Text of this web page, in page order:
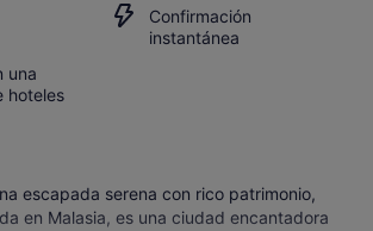
Confirmación
instantánea
una
hoteles
escapada serena con rico patrimonio,
en Malasia, es una ciudad encantadora